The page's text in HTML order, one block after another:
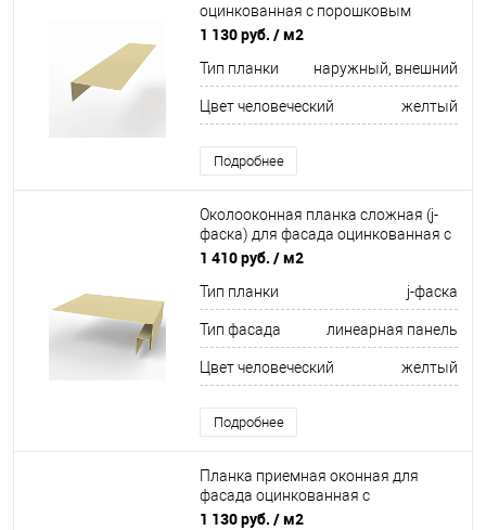
оцинкованная с порошковым
покрытием 0,45мм ширина менее
1 130 руб. / м2
Тип планки наружный, внешний
Цвет человеческий желтый
Подробнее
Околооконная планка сложная (j-
фаска) для фасада оцинкованная с
порошковым покрытием 0,45мм
1 410 руб. / м2
Тип планки j-фаска
Тип фасада линеарная панель
Цвет человеческий желтый
Подробнее
Планка приемная оконная для
фасада оцинкованная с
порошковым покрытием 0,45мм
1 130 руб. / м2